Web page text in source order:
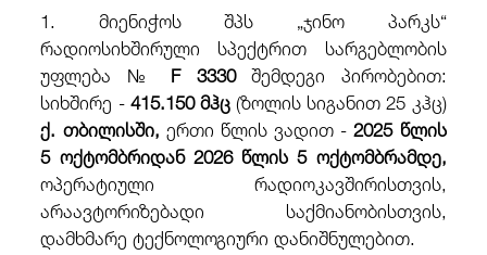
1. მიენიჭოს შპს „ჯინო პარკს“
რადიოსიხშირული სპექტრით სარგებლობის
უფლება № F 3330შემდეგი პირობებით:
სიხშირე -415.150 მჰც(ზოლის სიგანით 25 კჰც)
ქ. თბილისში, ერთი წლის ვადით -2025 წლის
5 ოქტომბრიდან 2026 წლის 5 ოქტომბრამდე,
ოპერატიული რადიოკავშირისთვის,
არაავტორიზებადი საქმიანობისთვის,
დამხმარე ტექნოლოგიური დანიშნულებით.